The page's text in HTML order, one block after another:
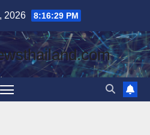
2026 8:16:30 PM